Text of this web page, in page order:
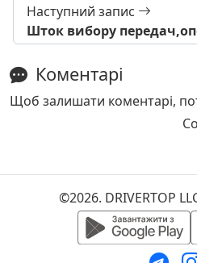
Наступний запис
Шток вибору
Коментарі
Щоб залишати коментарі,
©2026. DRIVERTOP